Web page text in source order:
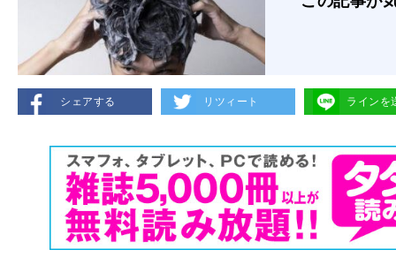
シェアする リツィート ラインを